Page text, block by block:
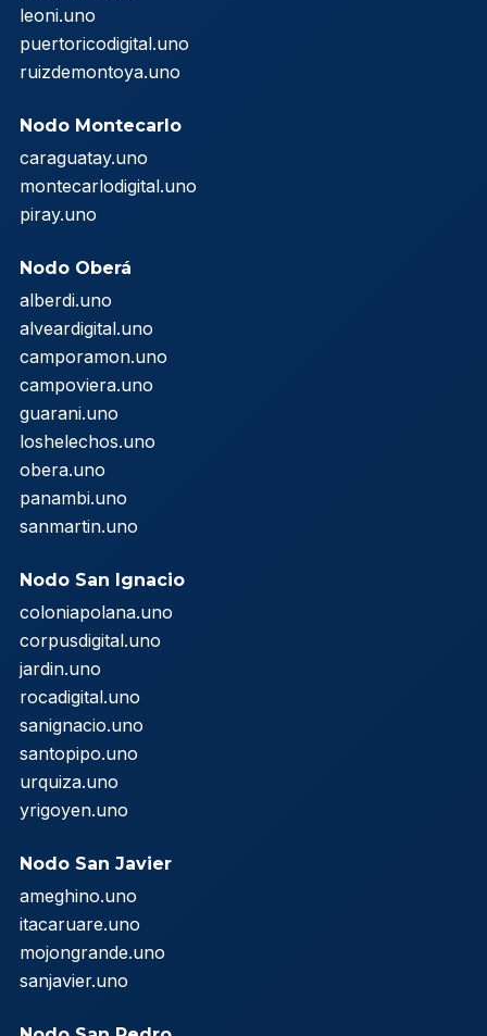
leoni.uno
puertoricodigital.uno
ruizdemontoya.uno
Nodo Montecarlo
caraguatay.uno
montecarlodigital.uno
piray.uno
Nodo Oberá
alberdi.uno
alveardigital.uno
camporamon.uno
campoviera.uno
guarani.uno
loshelechos.uno
obera.uno
panambi.uno
sanmartin.uno
Nodo San Ignacio
coloniapolana.uno
corpusdigital.uno
jardin.uno
rocadigital.uno
sanignacio.uno
santopipo.uno
urquiza.uno
yrigoyen.uno
Nodo San Javier
ameghino.uno
itacaruare.uno
mojongrande.uno
sanjavier.uno